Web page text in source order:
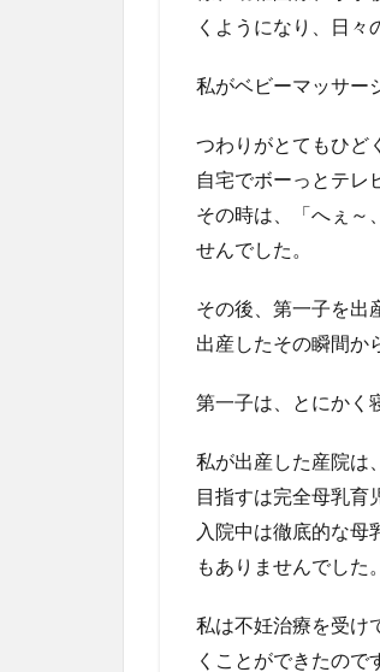
くようになり、日々
私がベビーマッサー
つわりがとてもひど
自宅でボーっとテレ
その時は、「へぇ～
せんでした。
その後、第一子を出
出産したその瞬間か
第一子は、とにかく
私が出産した産院は
目指すは完全母乳育
入院中は徹底的な母
もありませんでした。
私は不妊治療を受け
くことができたので